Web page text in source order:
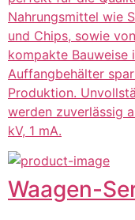
Nahrungsmittel wie
und Chips, sowie
kompakte Bauweise
Auffangbehälter
Produktion.
werden zuverlässig
kV, 1 mA.
Waagen-